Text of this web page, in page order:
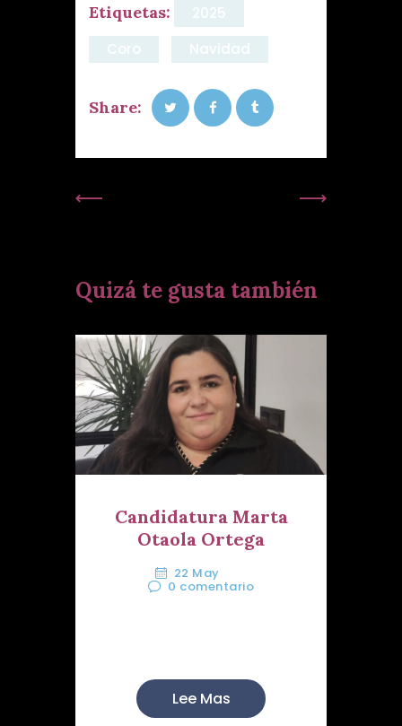
Etiquetas:
2025
Coro
Navidad
Share:
Quizá te gusta también
Candidatura Marta
Otaola Ortega
22 May
0 comentario
Lee Mas